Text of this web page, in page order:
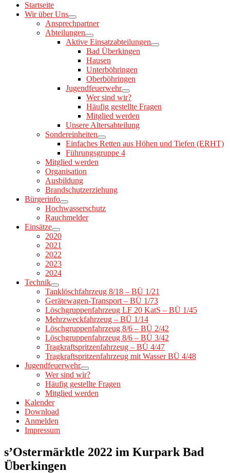
Startseite
Wir über Uns
Ansprechpartner
Abteilungen
Aktive Einsatzabteilungen
Bad Überkingen
Hausen
Unterböhringen
Oberböhringen
Jugendfeuerwehr
Wer sind wir?
Häufig gestellte Fragen
Mitglied werden
Unsere Altersabteilung
Sondereinheiten
Einfaches Retten aus Höhen und Tiefen (ERHT)
Führungsgruppe 4
Mitglied werden
Organisation
Ausbildung
Brandschutzerziehung
Bürgerinfo
Hochwasserschutz
Rauchmelder
Einsätze
2020
2021
2022
2023
2024
Technik
Tanklöschfahrzeug 8/18 – BÜ 1/21
Gerätewagen-Transport – BÜ 1/73
Löschgruppenfahrzeug LF 20 KatS – BÜ 1/45
Mehrzweckfahrzeug – BÜ 1/14
Löschgruppenfahrzeug 8/6 – BÜ 2/42
Löschgruppenfahrzeug 8/6 – BÜ 3/42
Tragkraftspritzenfahrzeug – BÜ 4/47
Tragkraftspritzenfahrzeug mit Wasser BÜ 4/48
Jugendfeuerwehr
Wer sind wir?
Häufig gestellte Fragen
Mitglied werden
Kalender
Download
Anmelden
Impressum
s’Ostermärktle 2022 im Kurpark Bad
Überkingen